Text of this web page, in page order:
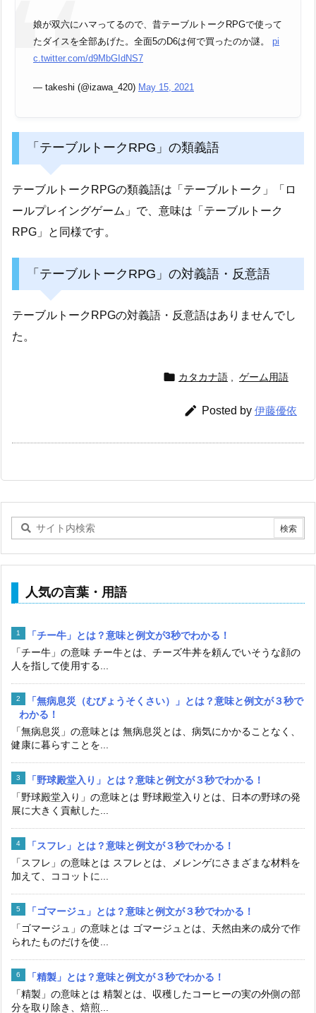
娘が双六にハマってるので、昔テーブルトークRPGで使って
たダイスを全部あげた。全面5のD6は何で買ったのか謎。 pi
c.twitter.com/d9MbGIdNS7
— takeshi (@izawa_420) May 15, 2021
「テーブルトークRPG」の類義語
テーブルトークRPGの類義語は「テーブルトーク」「ロ
ールプレイングゲーム」で、意味は「テーブルトーク
RPG」と同様です。
「テーブルトークRPG」の対義語・反意語
テーブルトークRPGの対義語・反意語はありませんでし
た。
 カタカナ語 , ゲーム用語
 Posted by 伊藤優依
人気の言葉・用語
「チー牛」とは？意味と例文が3秒でわかる！
「チー牛」の意味 チー牛とは、チーズ牛丼を頼んでいそうな顔の
人を指して使用する...
「無病息災（むびょうそくさい）」とは？意味と例文が３秒で
わかる！
「無病息災」の意味とは 無病息災とは、病気にかかることなく、
健康に暮らすことを...
「野球殿堂入り」とは？意味と例文が３秒でわかる！
「野球殿堂入り」の意味とは 野球殿堂入りとは、日本の野球の発
展に大きく貢献した...
「スフレ」とは？意味と例文が３秒でわかる！
「スフレ」の意味とは スフレとは、メレンゲにさまざまな材料を
加えて、ココットに...
「ゴマージュ」とは？意味と例文が３秒でわかる！
「ゴマージュ」の意味とは ゴマージュとは、天然由来の成分で作
られたものだけを使...
「精製」とは？意味と例文が３秒でわかる！
「精製」の意味とは 精製とは、収穫したコーヒーの実の外側の部
分を取り除き、焙煎...